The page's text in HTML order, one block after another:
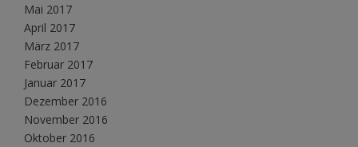
Mai 2017
April 2017
März 2017
Februar 2017
Januar 2017
Dezember 2016
November 2016
Oktober 2016